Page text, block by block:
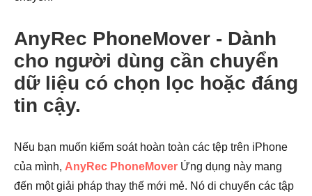
AnyRec PhoneMover - Dành
cho người dùng cần chuyển
dữ liệu có chọn lọc hoặc đáng
tin cậy.
Nếu bạn muốn kiểm soát hoàn toàn các tệp trên iPhone
của mình, AnyRec PhoneMover Ứng dụng này mang
đến một giải pháp thay thế mới mẻ. Nó di chuyển các tập